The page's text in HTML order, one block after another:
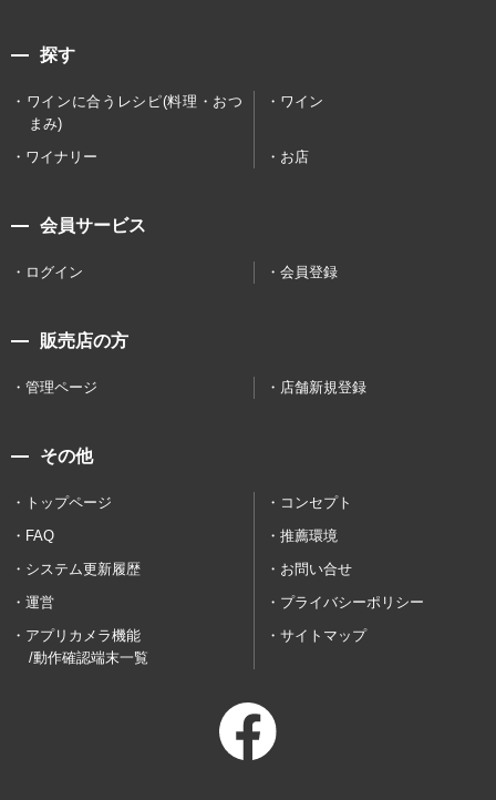
探す
ワインに合うレシピ(料理・おつ
まみ)
ワイン
ワイナリー お店
会員サービス
ログイン 会員登録
販売店の方
管理ページ 店舗新規登録
その他
トップページ
コンセプト
FAQ
推薦環境
システム更新履歴
お問い合せ
運営
プライバシーポリシー
アプリカメラ機能
/動作確認端末一覧
サイトマップ